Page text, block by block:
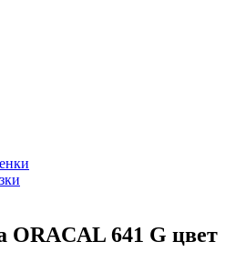
ORACAL 641 G цвет